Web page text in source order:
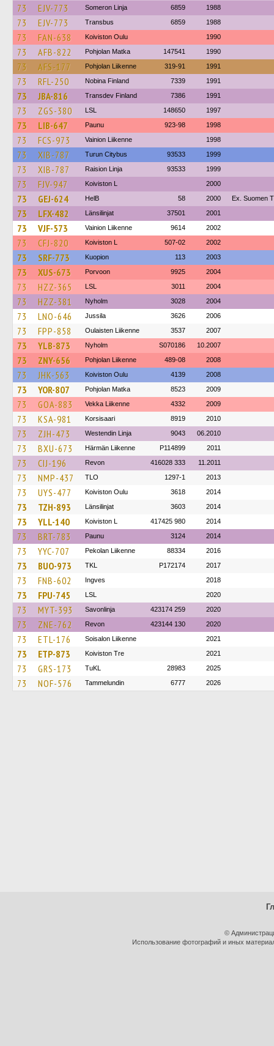
73 EJV-773 Someron Linja 6859 1988
73 EJV-773 Transbus 6859 1988
73 FAN-638 Koiviston Oulu 1990
73 AFB-822 Pohjolan Matka 147541 1990
73 AFS-177 Pohjolan Liikenne 319-91 1991
73 RFL-250 Nobina Finland 7339 1991
73 JBA-816 Transdev Finland 7386 1991
73 ZGS-380 LSL 148650 1997
73 LIB-647 Paunu 923-98 1998
73 FCS-973 Vainion Liikenne 1998
73 XIB-787 Turun Citybus 93533 1999
73 XIB-787 Raision Linja 93533 1999
73 FJV-947 Koiviston L 2000
73 GEJ-624 HelB 58 2000 Ex. Suomen
73 LFX-482 Länsilinjat 37501 2001
73 VJF-573 Vainion Liikenne 9614 2002
73 CFJ-820 Koiviston L 507-02 2002
73 SRF-773 Kuopion 113 2003
73 XUS-673 Porvoon 9925 2004
73 HZZ-365 LSL 3011 2004
73 HZZ-381 Nyholm 3028 2004
73 LNO-646 Jussila 3626 2006
73 FPP-858 Oulaisten Liikenne 3537 2007
73 YLB-873 Nyholm S070186 10.2007
73 ZNY-656 Pohjolan Liikenne 489-08 2008
73 JHK-563 Koiviston Oulu 4139 2008
73 YOR-807 Pohjolan Matka 8523 2009
73 GOA-883 Vekka Liikenne 4332 2009
73 KSA-981 Korsisaari 8919 2010
73 ZJH-473 Westendin Linja 9043 06.2010
73 BXU-673 Härmän Liikenne P114899 2011
73 CIJ-196 Revon 416028 333 11.2011
73 NMP-437 TLO 1297-1 2013
73 UYS-477 Koiviston Oulu 3618 2014
73 TZH-893 Länsilinjat 3603 2014
73 YLL-140 Koiviston L 417425 980 2014
73 BRT-783 Paunu 3124 2014
73 YYC-707 Pekolan Liikenne 88334 2016
73 BUO-973 TKL P172174 2017
73 FNB-602 Ingves 2018
73 FPU-745 LSL 2020
73 MYT-393 Savonlinja 423174 259 2020
73 ZNE-762 Revon 423144 130 2020
73 ETL-176 Soisalon Liikenne 2021
73 ETP-873 Koiviston Tre 2021
73 GRS-173 TuKL 28983 2025
73 NOF-576 Tammelundin 6777 2026
©
Использование фотографий и иных